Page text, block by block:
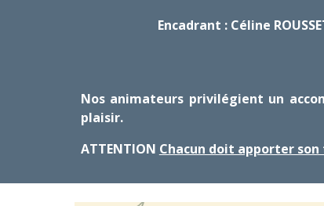
Encadrant : Céline
Nos animateurs privilégient un
plaisir.
ATTENTION Chacun doit apporter son